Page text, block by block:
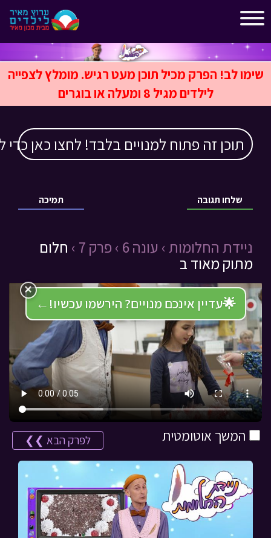
שימו לב! הפרק מכיל תוכן מעט רגיש. מומלץ לצפייה
לילדים מגיל 8 ומעלה או בוגרים
תוכן זה פתוח למנויים בלבד! לחצו כאן כדי
תמיכה שלחו תגובה
ניידת החלומות › עונה 6 › פרק 7 ›
חלום
מתוק מאוד ב
🌟עדיין אינכם מנויים? הירשמו עכשיו! ←
×
המשך אוטומטית לפרק הבא ❯❯